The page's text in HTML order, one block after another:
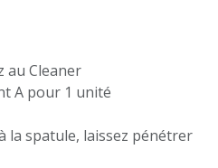
au Cleaner
A pour 1 unité
la spatule, laissez pénétrer